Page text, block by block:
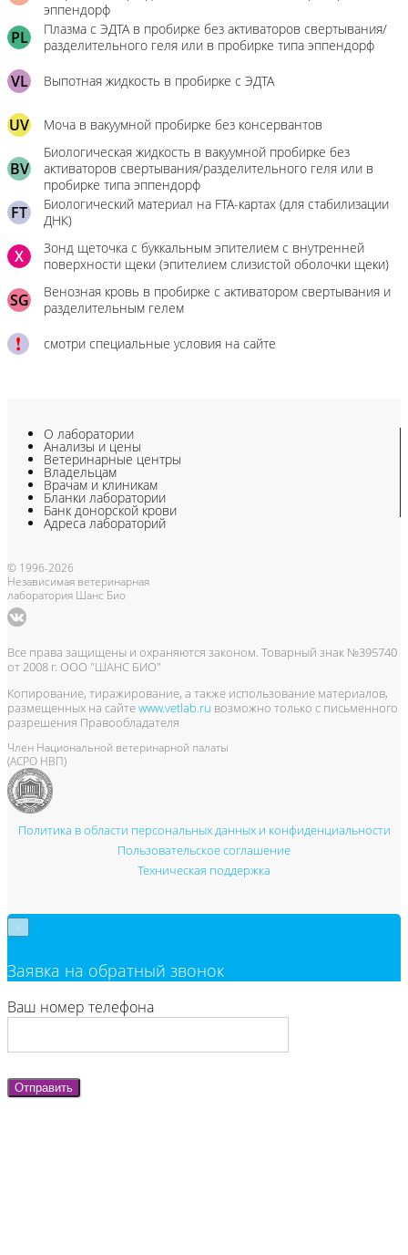
эппендорф
PL
Плазма с ЭДТА в пробирке без активаторов свертывания/
разделительного геля или в пробирке типа эппендорф
VL Выпотная жидкость в пробирке с ЭДТА
UV Моча в вакуумной пробирке без консервантов
BV
Биологическая жидкость в вакуумной пробирке без
активаторов свертывания/разделительного геля или в
пробирке типа эппендорф
FT
Биологический материал на FTA-картах (для стабилизации
ДНК)
X
Зонд щеточка с буккальным эпителием с внутренней
поверхности щеки (эпителием слизистой оболочки щеки)
SG
Венозная кровь в пробирке с активатором свертывания и
разделительным гелем
смотри специальные условия на сайте
О лаборатории
Анализы и цены
Ветеринарные центры
Владельцам
Врачам и клиникам
Бланки лаборатории
Банк донорской крови
Адреса лабораторий
© 1996-2026
Независимая ветеринарная
лаборатория Шанс Био
Все права защищены и охраняются законом. Товарный знак №395740
от 2008 г. ООО "ШАНС БИО"
Копирование, тиражирование, а также использование материалов,
размещенных на сайтеwww.vetlab.ru возможно только с письменного
разрешения Правообладателя
Член Национальной ветеринарной палаты
(АСРО НВП)
Политика в области персональных данных и конфиденциальности
Пользовательское соглашение
Техническая поддержка
Заявка на обратный звонок
Ваш номер телефона
Отправить